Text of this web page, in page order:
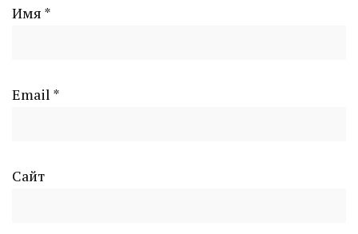
Имя *
Email *
Сайт